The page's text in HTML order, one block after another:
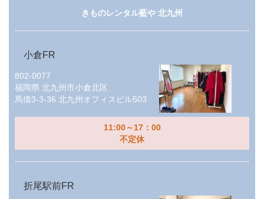
きものレンタル藍や 北九州
小倉FR
802-0077
福岡県 北九州市小倉北区
馬借3-3-36 北九州オフィスビル503
11:00～17：00
不定休
折尾駅前FR